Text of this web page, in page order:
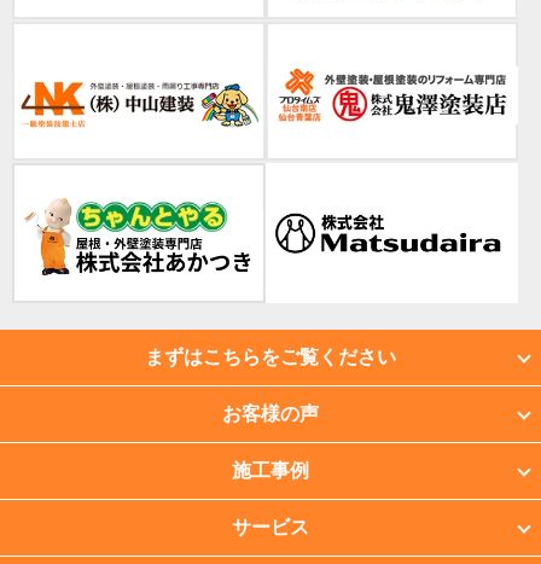
まずはこちらをご覧ください
お客様の声
施工事例
サービス